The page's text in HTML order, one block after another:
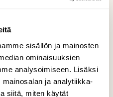
sisällön ja mainosten
ominaisuuksien
analysoimiseen. Lisäksi
ja analytiikka-
siitä, miten käytät
Kyhmyjoutsen
elämään.
Tokoinranta Heinäkuu